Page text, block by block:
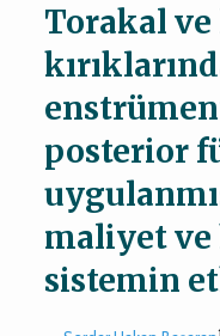
Torakal
posterior
maliyet ve
sistemin
1